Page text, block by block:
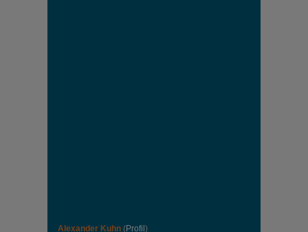
Alexander Kuhn (Profil )